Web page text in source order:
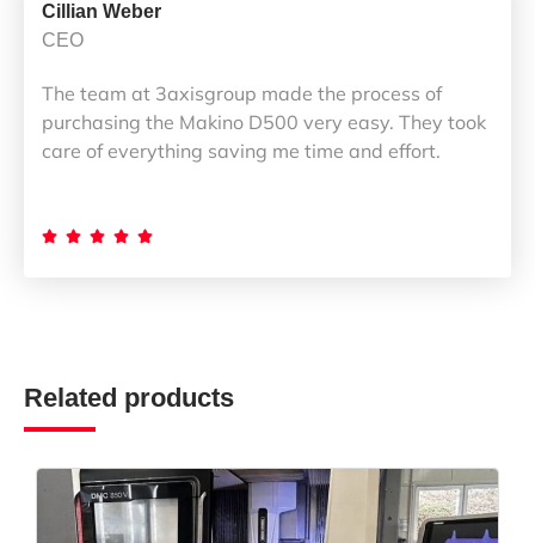
Cillian Weber
CEO
The team at 3axisgroup made the process of
purchasing the Makino D500 very easy. They took
care of everything saving me time and effort.
    
Related products